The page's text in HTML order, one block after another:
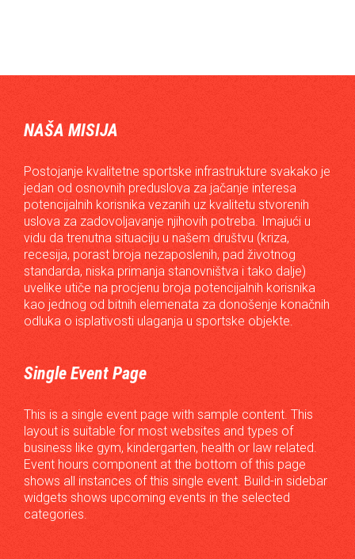
NAŠA MISIJA
Postojanje kvalitetne sportske infrastrukture svakako je
jedan od osnovnih preduslova za jačanje interesa
potencijalnih korisnika vezanih uz kvalitetu stvorenih
uslova za zadovoljavanje njihovih potreba. Imajući u
vidu da trenutna situaciju u našem društvu (kriza,
recesija, porast broja nezaposlenih, pad životnog
standarda, niska primanja stanovništva i tako dalje)
uvelike utiče na procjenu broja potencijalnih korisnika
kao jednog od bitnih elemenata za donošenje konačnih
odluka o isplativosti ulaganja u sportske objekte.
Single Event Page
This is a single event page with sample content. This
layout is suitable for most websites and types of
business like gym, kindergarten, health or law related.
Event hours component at the bottom of this page
shows all instances of this single event. Build-in sidebar
widgets shows upcoming events in the selected
categories.